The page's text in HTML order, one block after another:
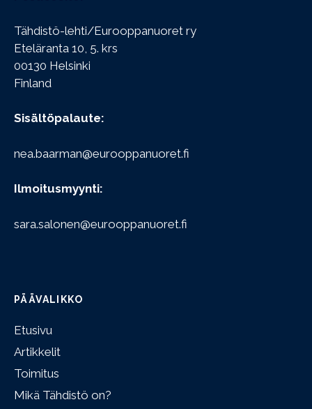
Tähdistö-lehti/Eurooppanuoret ry
Eteläranta 10, 5. krs
00130 Helsinki
Finland
Sisältöpalaute:
nea.baarman@eurooppanuoret.fi
Ilmoitusmyynti:
sara.salonen@eurooppanuoret.fi
PÄÄVALIKKO
Etusivu
Artikkelit
Toimitus
Mikä Tähdistö on?